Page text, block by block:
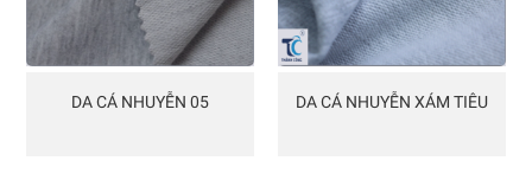
DA CÁ NHUYỄN 05 DA CÁ NHUYỄN XÁM TIÊU